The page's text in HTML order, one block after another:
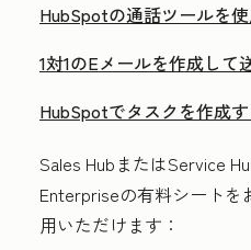
HubSpotの通話ツールを
1対1のEメールを作成して
HubSpotでタスクを作成す
Sales Hub またはService
Enterpriseの有料シートを
用いただけます：